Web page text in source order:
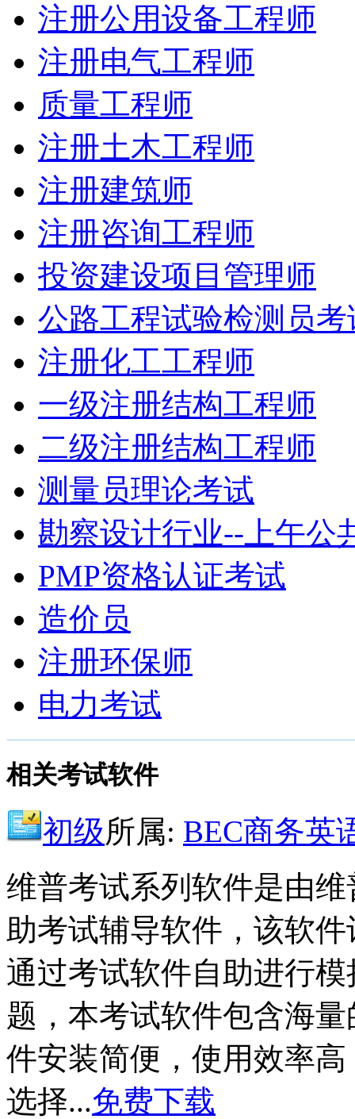
注册公用设备工程师
注册电气工程师
质量工程师
注册土木工程师
注册建筑师
注册咨询工程师
投资建设项目管理师
公路工程试验检测员考
注册化工工程师
一级注册结构工程师
二级注册结构工程师
测量员理论考试
勘察设计行业--上午公
PMP资格认证考试
造价员
注册环保师
电力考试
相关考试软件
初级所属: BEC商务英
维普考试系列软件是由
助考试辅导软件，该软
通过考试软件自助进行
题，本考试软件包含海
件安装简便，使用效率
选择...免费下载